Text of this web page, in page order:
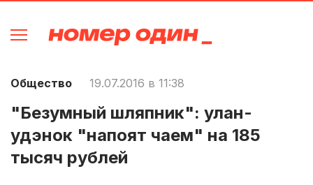
Общество 19.07.2016 в 11:38
"Безумный шляпник": улан-
удэнок "напоят чаем" на 185
тысяч рублей